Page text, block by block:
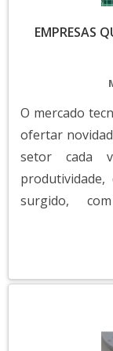
Esse tipo
redução no
curvatura
Essas
móveis,
QUAIS AS
DE
As placas
EMPRESAS
O mercado
ofertar
setor cada
surgido,
desenvolvido
operação de